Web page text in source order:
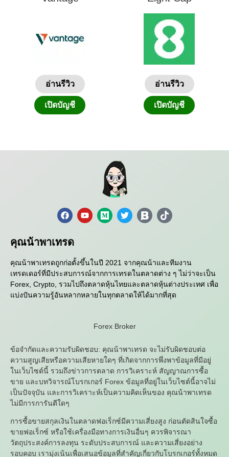
อ่านรีวิว
เปิดบัญชี
อ่านรีวิว
เปิดบัญชี
คุณน้าพาเทรด
คุณน้าพาเทรดถูกก่อตั้งขึ้นในปี 2021 จากคุณน้าและทีมงาน
เทรดเดอร์ที่มีประสบการณ์จากการเทรดในตลาดต่าง ๆ ไม่ว่าจะเป็น
Forex, Crypto, รวมไปถึงตลาดหุ้นไทยและตลาดหุ้นต่างประเทศ เพื่อ
แบ่งปันความรู้อันหลากหลายในทุกตลาดให้ได้มากที่สุด
Forex Broker
ข้อจำกัดและความรับผิดชอบ: คุณน้าพาเทรด จะไม่รับผิดชอบต่อ
ความสูญเสียหรือความเสียหายใดๆ ที่เกิดจากการพึ่งพาข้อมูลที่มีอยู่
ในเว็บไซต์นี้ รวมถึงข่าวการตลาด การวิเคราะห์ สัญญาณการซื้อ
ขาย และบทวิจารณ์โบรกเกอร์ Forex ข้อมูลที่อยู่ในเว็บไซต์นี้อาจไม่
เป็นปัจจุบัน และการวิเคราะห์เป็นความคิดเห็นของ คุณน้าพาเทรด
ไม่มีการการันตีใดๆ
การซื้อขายสกุลเงินในตลาดฟอเร็กซ์มีความเสี่ยงสูง ก่อนตัดสินใจซื้อ
ขายฟอเร็กซ์ หรือใช้เครื่องมือทางการเงินอื่นๆ ควรพิจารณา
วัตถุประสงค์การลงทุน ระดับประสบการณ์ และความเสี่ยงอย่าง
รอบคอบ เรามุ่งเน้นเพื่อเสนอข้อมูลที่สำคัญเกี่ยวกับโบรกเกอร์ทั้งหมด